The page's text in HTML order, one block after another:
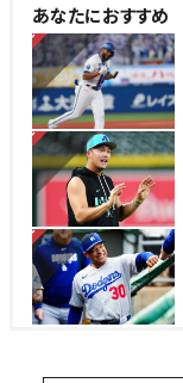
あなたにおすすめ
NEW
NEW
NEW